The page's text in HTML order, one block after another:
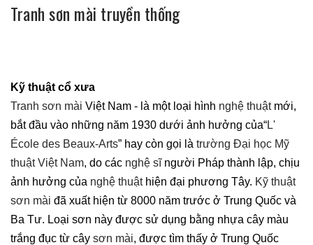
Tranh sơn mài truyền thống
Kỹ thuật cổ xưa
Tranh sơn mài Việt Nam - là một loại hình nghệ thuậtmới,
bắt đầu vào những năm 1930 dưới ảnh hưởng của“L'
École des Beaux-Arts” hay còn gọi là trường Đại học Mỹ
thuật Việt Nam, do các nghệ sĩ người Pháp thành lập, chịu
ảnh hưởng của nghệ thuật hiện đại phương Tây. Kỹ thuật
sơn mài đã xuất hiện từ 8000 năm trước ở Trung Quốc và
Ba Tư. Loại sơn này được sử dụng bằng nhựa cây màu
trắng đục từ cây sơn mài, được tìm thấy ở Trung Quốc